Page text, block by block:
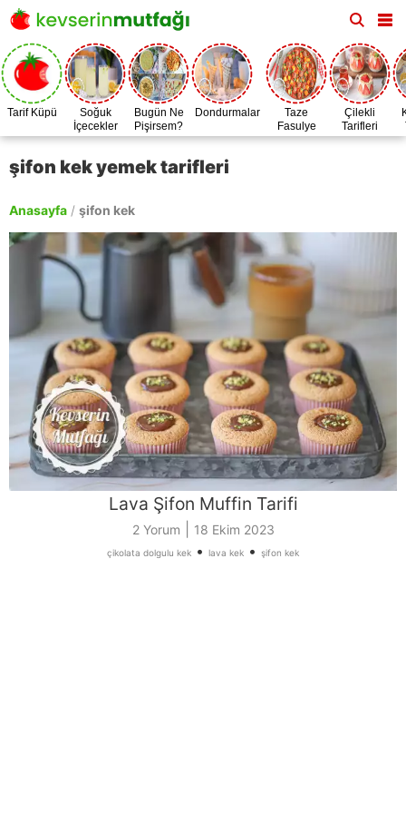
Tarif Küpü
Soğuk
İçecekler
Bugün Ne
Pişirsem?
Dondurmalar
Taze
Fasulye
Zamanı
Çilekli
Tarifleri
şifon kek yemek tarifleri
Anasayfa / şifon kek
Lava Şifon Muffin Tarifi
2 Yorum 18 Ekim 2023
çikolata dolgulu kek • lava kek • şifon kek